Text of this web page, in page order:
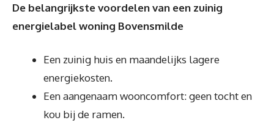
De belangrijkste voordelen van een zuinig
energielabel woning Bovensmilde
Een zuinig huis en maandelijks lagere
energiekosten.
Een aangenaam wooncomfort: geen tocht en
kou bij de ramen.